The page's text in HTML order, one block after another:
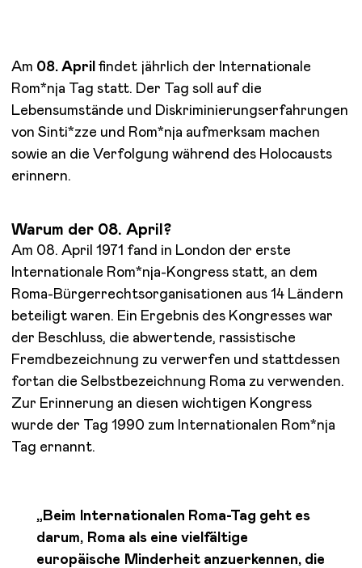
Am 08. April findet jährlich der Internationale
Rom*nja Tag statt. Der Tag soll auf die
Lebensumstände und Diskriminierungserfahrungen
von Sinti*zze und Rom*nja aufmerksam machen
sowie an die Verfolgung während des Holocausts
erinnern.
Warum der 08. April?
Am 08. April 1971 fand in London der erste
Internationale Rom*nja-Kongress statt, an dem
Roma-Bürgerrechtsorganisationen aus 14 Ländern
beteiligt waren. Ein Ergebnis des Kongresses war
der Beschluss, die abwertende, rassistische
Fremdbezeichnung zu verwerfen und stattdessen
fortan die Selbstbezeichnung Roma zu verwenden.
Zur Erinnerung an diesen wichtigen Kongress
wurde der Tag 1990 zum Internationalen Rom*nja
Tag ernannt.
„Beim Internationalen Roma-Tag geht es
darum, Roma als eine vielfältige
europäische Minderheit anzuerkennen, die